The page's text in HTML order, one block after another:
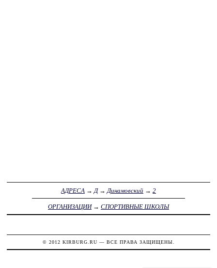
АДРЕСА → Д→ Динамовский → 2
ОРГАНИЗАЦИИ→ СПОРТИВНЫЕ ШКОЛЫ
© 2012 KIRBURG.RU — ВСЕ ПРАВА ЗАЩИЩЕНЫ.